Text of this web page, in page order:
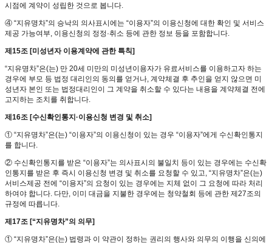
시점에 계약이 성립한 것으로 봅니다.
④ “지유명차”의 승낙의 의사표시에는 “이용자”의 이용신청에 대한 확인 및 서비스
제공 가능여부, 이용신청의 정정·취소 등에 관한 정보 등을 포함합니다.
제15조 [미성년자 이용계약에 관한 특칙]
“지유명차”은(는) 만 20세 미만의 미성년이용자가 유료서비스를 이용하고자 하는
경우에 부모 등 법정 대리인의 동의를 얻거나, 계약체결 후 추인을 얻지 않으면 미
성년자 본인 또는 법정대리인이 그 계약을 취소할 수 있다는 내용을 계약체결 전에
고지하는 조치를 취합니다.
제16조 [수신확인통지·이용신청 변경 및 취소]
① “지유명차”은(는) “이용자”의 이용신청이 있는 경우 “이용자”에게 수신확인통지
를 합니다.
② 수신확인통지를 받은 “이용자”는 의사표시의 불일치 등이 있는 경우에는 수신확
인통지를 받은 후 즉시 이용신청 변경 및 취소를 요청할 수 있고, “지유명차”은(는)
서비스제공 전에 “이용자”의 요청이 있는 경우에는 지체 없이 그 요청에 따라 처리
하여야 합니다. 다만, 이미 대금을 지불한 경우에는 청약철회 등에 관한 제27조의
규정에 따릅니다.
제17조 [“지유명차”의 의무]
① “지유명차”은(는) 법령과 이 약관이 정하는 권리의 행사와 의무의 이행을 신의에